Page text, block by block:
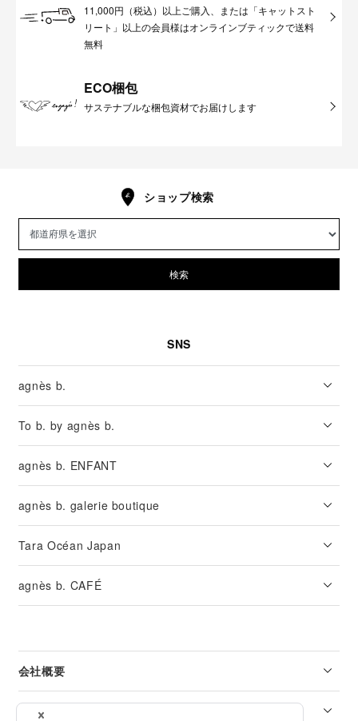
11,000円（税込）以上ご購入、または「キャットスト
リート」以上の会員様はオンラインブティックで送料
無料
ECO梱包
サステナブルな梱包資材でお届けします
ショップ検索
検索
SNS
agnès b.
To b. by agnès b.
agnès b. ENFANT
agnès b. galerie boutique
Tara Océan Japan
agnès b. CAFÉ
会社概要
リーガル